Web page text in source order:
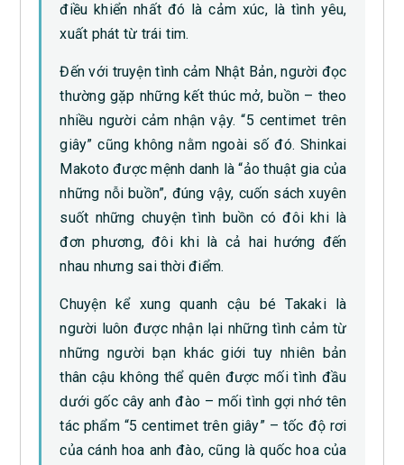
điều khiển nhất đó là cảm xúc, là tình yêu,
xuất phát từ trái tim.
Đến với truyện tình cảm Nhật Bản, người đọc
thường gặp những kết thúc mở, buồn – theo
nhiều người cảm nhận vậy. “5 centimet trên
giây” cũng không nằm ngoài số đó. Shinkai
Makoto được mệnh danh là “ảo thuật gia của
những nỗi buồn”, đúng vậy, cuốn sách xuyên
suốt những chuyện tình buồn có đôi khi là
đơn phương, đôi khi là cả hai hướng đến
nhau nhưng sai thời điểm.
Chuyện kể xung quanh cậu bé Takaki là
người luôn được nhận lại những tình cảm từ
những người bạn khác giới tuy nhiên bản
thân cậu không thể quên được mối tình đầu
dưới gốc cây anh đào – mối tình gợi nhớ tên
tác phẩm “5 centimet trên giây” – tốc độ rơi
của cánh hoa anh đào, cũng là quốc hoa của